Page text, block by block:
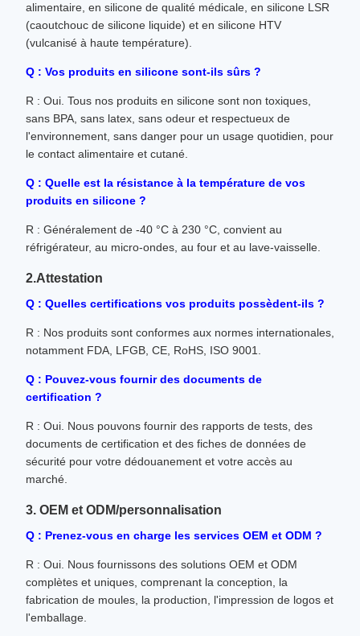
alimentaire, en silicone de qualité médicale, en silicone LSR
(caoutchouc de silicone liquide) et en silicone HTV
(vulcanisé à haute température).
Q : Vos produits en silicone sont-ils sûrs ?
R : Oui. Tous nos produits en silicone sont non toxiques,
sans BPA, sans latex, sans odeur et respectueux de
l'environnement, sans danger pour un usage quotidien, pour
le contact alimentaire et cutané.
Q : Quelle est la résistance à la température de vos
produits en silicone ?
R : Généralement de -40 °C à 230 °C, convient au
réfrigérateur, au micro-ondes, au four et au lave-vaisselle.
2.Attestation
Q : Quelles certifications vos produits possèdent-ils ?
R : Nos produits sont conformes aux normes internationales,
notamment FDA, LFGB, CE, RoHS, ISO 9001.
Q : Pouvez-vous fournir des documents de
certification ?
R : Oui. Nous pouvons fournir des rapports de tests, des
documents de certification et des fiches de données de
sécurité pour votre dédouanement et votre accès au
marché.
3. OEM et ODM/personnalisation
Q : Prenez-vous en charge les services OEM et ODM ?
R : Oui. Nous fournissons des solutions OEM et ODM
complètes et uniques, comprenant la conception, la
fabrication de moules, la production, l'impression de logos et
l'emballage.